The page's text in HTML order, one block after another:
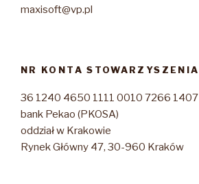
maxisoft@vp.pl
NR KONTA STOWARZYSZENIA
36 1240 4650 1111 0010 7266 1407
bank Pekao (PKOSA)
oddział w Krakowie
Rynek Główny 47, 30-960 Kraków